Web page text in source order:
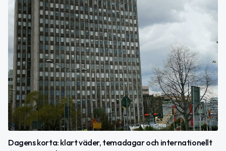
Dagens korta: klart väder, temadagar och internationellt